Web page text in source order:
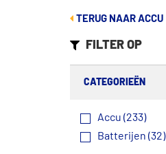
TERUG NAAR ACCU
FILTER OP
CATEGORIEËN
Accu (233)
Batterijen (32)